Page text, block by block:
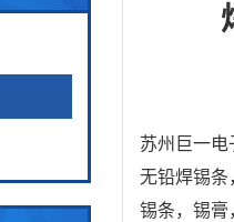
苏州巨一电
无铅焊锡条
锡条，锡膏